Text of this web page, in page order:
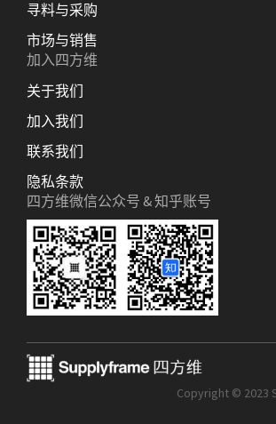
寻料与采购
市场与销售
加入四方维
关于我们
加入我们
联系我们
隐私条款
四方维微信公众号 & 知乎账号
Copyright © 2023